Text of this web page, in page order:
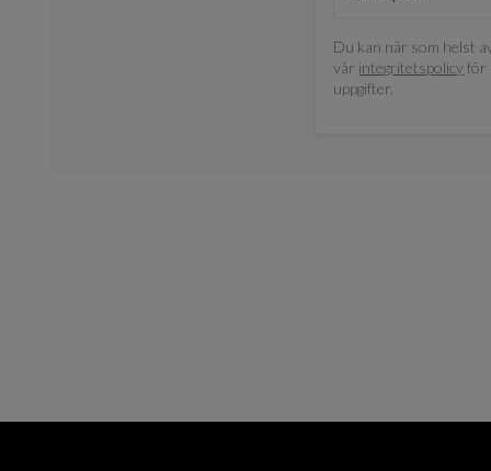
Du kan när som helst
vår integritetspolicyför
uppgifter.